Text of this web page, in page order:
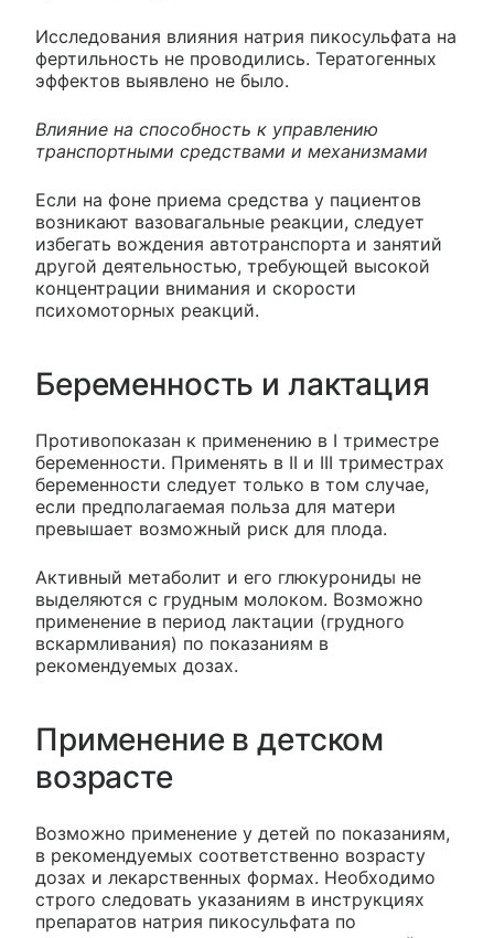
Исследования влияния натрия пикосульфата на
фертильность не проводились. Тератогенных
эффектов выявлено не было.
Влияние на способность к управлению
транспортными средствами и механизмами
Если на фоне приема средства у пациентов
возникают вазовагальные реакции, следует
избегать вождения автотранспорта и занятий
другой деятельностью, требующей высокой
концентрации внимания и скорости
психомоторных реакций.
Беременность и лактация
Противопоказан к применению в I триместре
беременности. Применять в II и III триместрах
беременности следует только в том случае,
если предполагаемая польза для матери
превышает возможный риск для плода.
Активный метаболит и его глюкурониды не
выделяются с грудным молоком. Возможно
применение в период лактации (грудного
вскармливания) по показаниям в
рекомендуемых дозах.
Применение в детском
возрасте
Возможно применение у детей по показаниям,
в рекомендуемых соответственно возрасту
дозах и лекарственных формах. Необходимо
строго следовать указаниям в инструкциях
препаратов натрия пикосульфата по